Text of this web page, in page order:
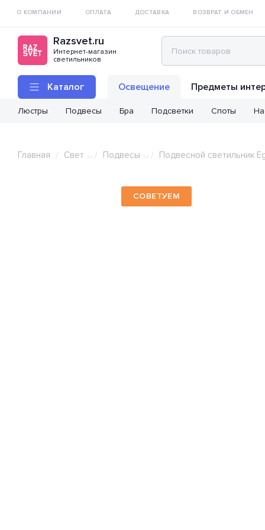
О КОМПАНИИ ОПЛАТА ДОСТАВКА ВОЗВРАТ И ОБМЕН
Razsvet.ru
Интернет-магазин
светильников
Каталог Освещение
Люстры Подвесы Бра Подсветки Споты
Предметы
Главная / Свет / Подвесы / Подвесной светильник
СОВЕТУЕМ